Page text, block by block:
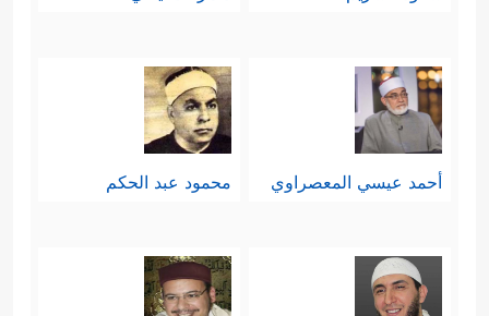
أحمد عيسي المعصراوي محمود عبد الحكم